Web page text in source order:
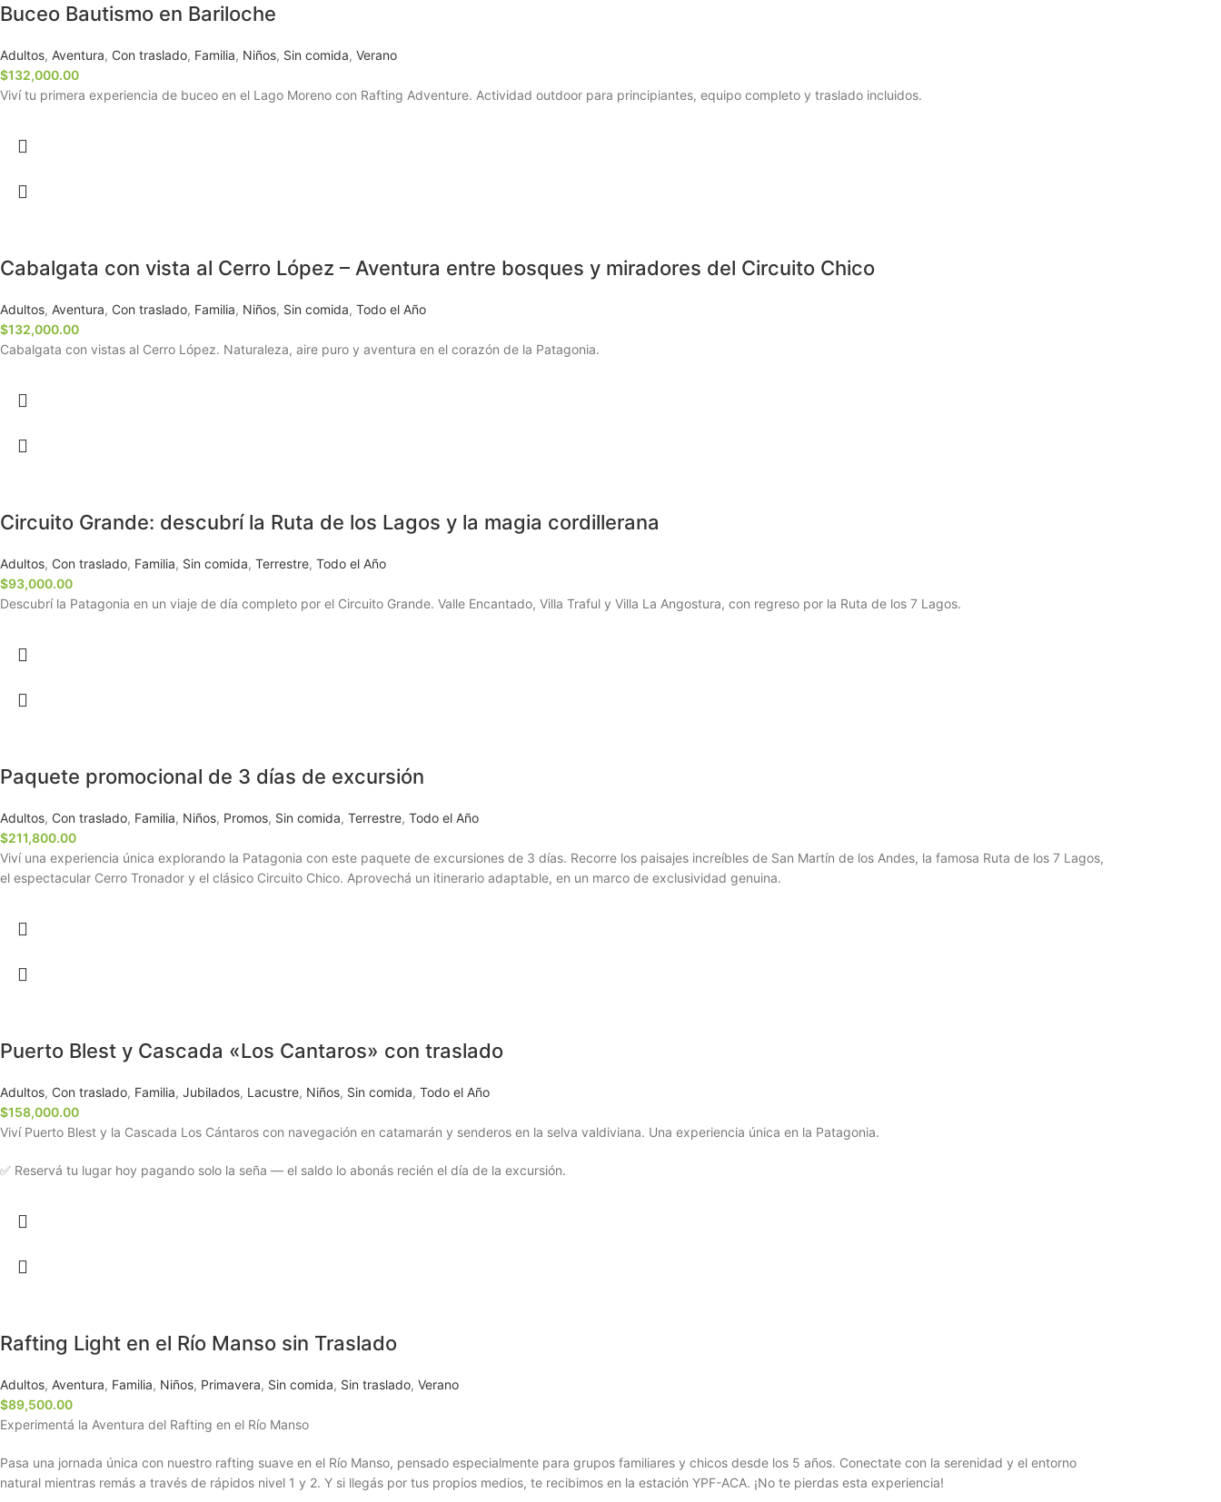
Buceo Bautismo en Bariloche
Adultos, Aventura, Con traslado, Familia, Niños, Sin comida, Verano
$132,000.00
Viví tu primera experiencia de buceo en el Lago Moreno con Rafting Adventure. Actividad outdoor para principiantes, equipo completo y traslado incluidos.
Cabalgata con vista al Cerro López – Aventura entre bosques y miradores del Circuito Chico
Adultos, Aventura, Con traslado, Familia, Niños, Sin comida, Todo el Año
$132,000.00
Cabalgata con vistas al Cerro López. Naturaleza, aire puro y aventura en el corazón de la Patagonia.
Circuito Grande: descubrí la Ruta de los Lagos y la magia cordillerana
Adultos, Con traslado, Familia, Sin comida, Terrestre, Todo el Año
$93,000.00
Descubrí la Patagonia en un viaje de día completo por el Circuito Grande. Valle Encantado, Villa Traful y Villa La Angostura, con regreso por la Ruta de los 7 Lagos.
Paquete promocional de 3 días de excursión
Adultos, Con traslado, Familia, Niños, Promos, Sin comida, Terrestre, Todo el Año
$211,800.00
Viví una experiencia única explorando la Patagonia con este paquete de excursiones de 3 días. Recorre los paisajes increíbles de San Martín de los Andes, la famosa Ruta de los 7 Lagos,
el espectacular Cerro Tronador y el clásico Circuito Chico. Aprovechá un itinerario adaptable, en un marco de exclusividad genuina.
Puerto Blest y Cascada «Los Cantaros» con traslado
Adultos, Con traslado, Familia, Jubilados, Lacustre, Niños, Sin comida, Todo el Año
$158,000.00
Viví Puerto Blest y la Cascada Los Cántaros con navegación en catamarán y senderos en la selva valdiviana. Una experiencia única en la Patagonia.
✅ Reservá tu lugar hoy pagando solo la seña — el saldo lo abonás recién el día de la excursión.
Rafting Light en el Río Manso sin Traslado
Adultos, Aventura, Familia, Niños, Primavera, Sin comida, Sin traslado, Verano
$89,500.00
Experimentá la Aventura del Rafting en el Río Manso
Pasa una jornada única con nuestro rafting suave en el Río Manso, pensado especialmente para grupos familiares y chicos desde los 5 años. Conectate con la serenidad y el entorno
natural mientras remás a través de rápidos nivel 1 y 2. Y si llegás por tus propios medios, te recibimos en la estación YPF-ACA. ¡No te pierdas esta experiencia!